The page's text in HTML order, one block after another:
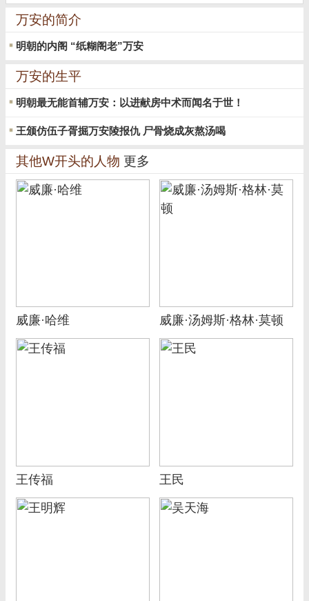
万安的简介
明朝的内阁 “纸糊阁老”万安
万安的生平
明朝最无能首辅万安：以进献房中术而闻名于世！
王颁仿伍子胥掘万安陵报仇 尸骨烧成灰熬汤喝
其他W开头的人物 更多
威廉·哈维 威廉·汤姆斯·格林·莫顿
王传福 王民